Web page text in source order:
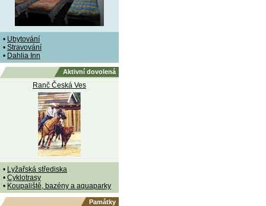
• Ubytování
• Stravování
• Dahlia Inn
Aktivní dovolená
Ranč Česká Ves
• Lyžařská střediska
• Cyklotrasy
• Koupaliště, bazény a aquaparky
Památky